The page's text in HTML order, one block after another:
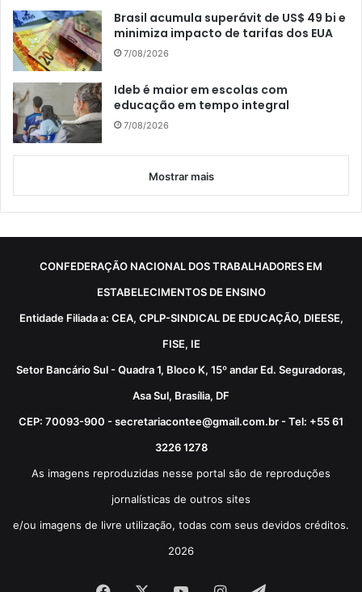
Brasil acumula superávit de US$ 49 bi e
minimiza impacto de tarifas dos EUA
7/08/2026
Ideb é maior em escolas com
educação em tempo integral
7/08/2026
Mostrar mais
CONFEDERAÇÃO NACIONAL DOS TRABALHADORES EM
ESTABELECIMENTOS DE ENSINO
Entidade Filiada a: CEA, CPLP-SINDICAL DE EDUCAÇÃO, DIEESE,
FISE, IE
Setor Bancário Sul - Quadra 1, Bloco K, 15º andar Ed. Seguradoras,
Asa Sul, Brasília, DF
CEP: 70093-900 - secretariacontee@gmail.com.br - Tel: +55 61
3226 1278
As imagens reproduzidas nesse portal são de reproduções
jornalísticas de outros sites
e/ou imagens de livre utilização, todas com seus devidos créditos.
2026